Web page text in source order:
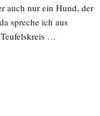
auch nur ein Hund, der
spreche ich aus
…